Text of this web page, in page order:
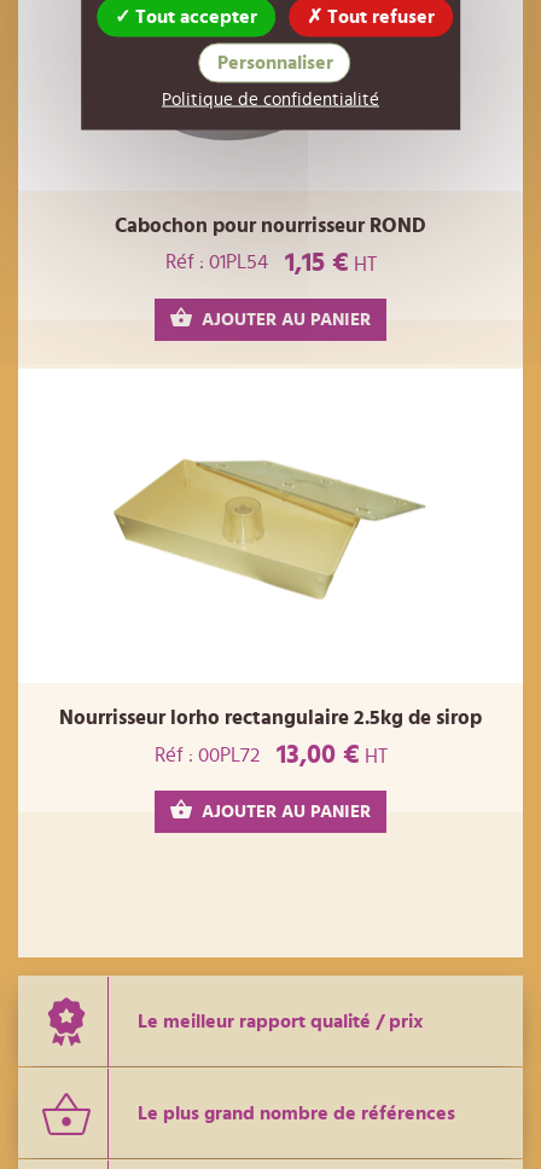
Cabochon pour nourrisseur ROND
Réf : 01PL54
1,15 € HT
AJOUTER AU PANIER
Nourrisseur lorho rectangulaire 2.5kg de sirop
Réf : 00PL72
13,00 € HT
AJOUTER AU PANIER
Le meilleur rapport qualité / prix
Le plus grand nombre de références
Tout accepter Tout refuser
Personnaliser
Politique de confidentialité